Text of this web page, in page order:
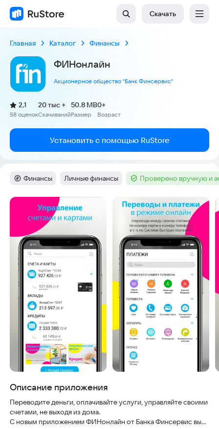
Скачать
Главная Каталог Финансы
ФИНонлайн
Акционерное общество "Банк Финсервис"
Рейтинг:
2,1
(
58 оценок
)
Скачиваний
20 тыс +
Размер
50.8 MB
Возраст
0+
Установить с помощью RuStore
Категория:
Финансы Тег:
Личные финансы Тег :Проверено вручную и
Скриншоты
Описание приложения
Переводите деньги, оплачивайте услуги, управляйте своими
счетами, не выходя из дома.
С новым приложением ФИНонлайн от Банка Финсервис вы